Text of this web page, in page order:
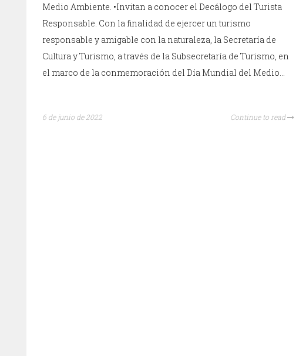
Medio Ambiente. •Invitan a conocer el Decálogo del Turista
Responsable. Con la finalidad de ejercer un turismo
responsable y amigable con la naturaleza, la Secretaría de
Cultura y Turismo, a través de la Subsecretaría de Turismo, en
el marco de la conmemoración del Día Mundial del Medio…
6 de junio de 2022 Continue to read